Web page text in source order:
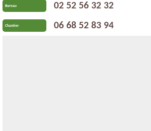
Bureau 02 52 56 32 32
Chantier 06 68 52 83 94